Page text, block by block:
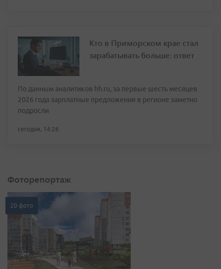
Кто в Приморском крае стал
зарабатывать больше: ответ
По данным аналитиков hh.ru, за первые шесть месяцев
2026 года зарплатные предложения в регионе заметно
подросли
сегодня, 14:26
Фоторепортаж
20 фото